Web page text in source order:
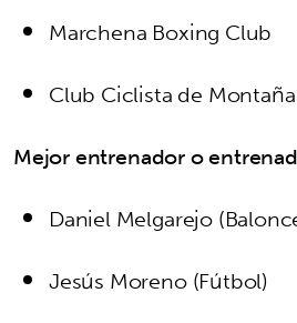
Marchena Boxing Club
Club Ciclista de
Mejor entrenador o
Daniel Melgarejo
Jesús Moreno (Fútbol)